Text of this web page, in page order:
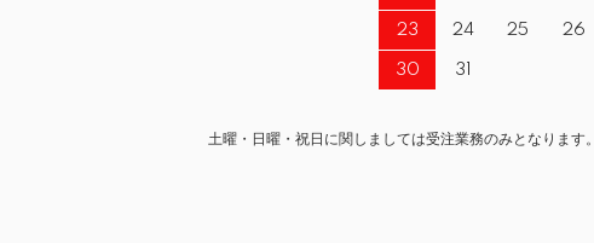
23 24 25 26
30 31
土曜・日曜・祝日に関しましては受注業務のみとなります。